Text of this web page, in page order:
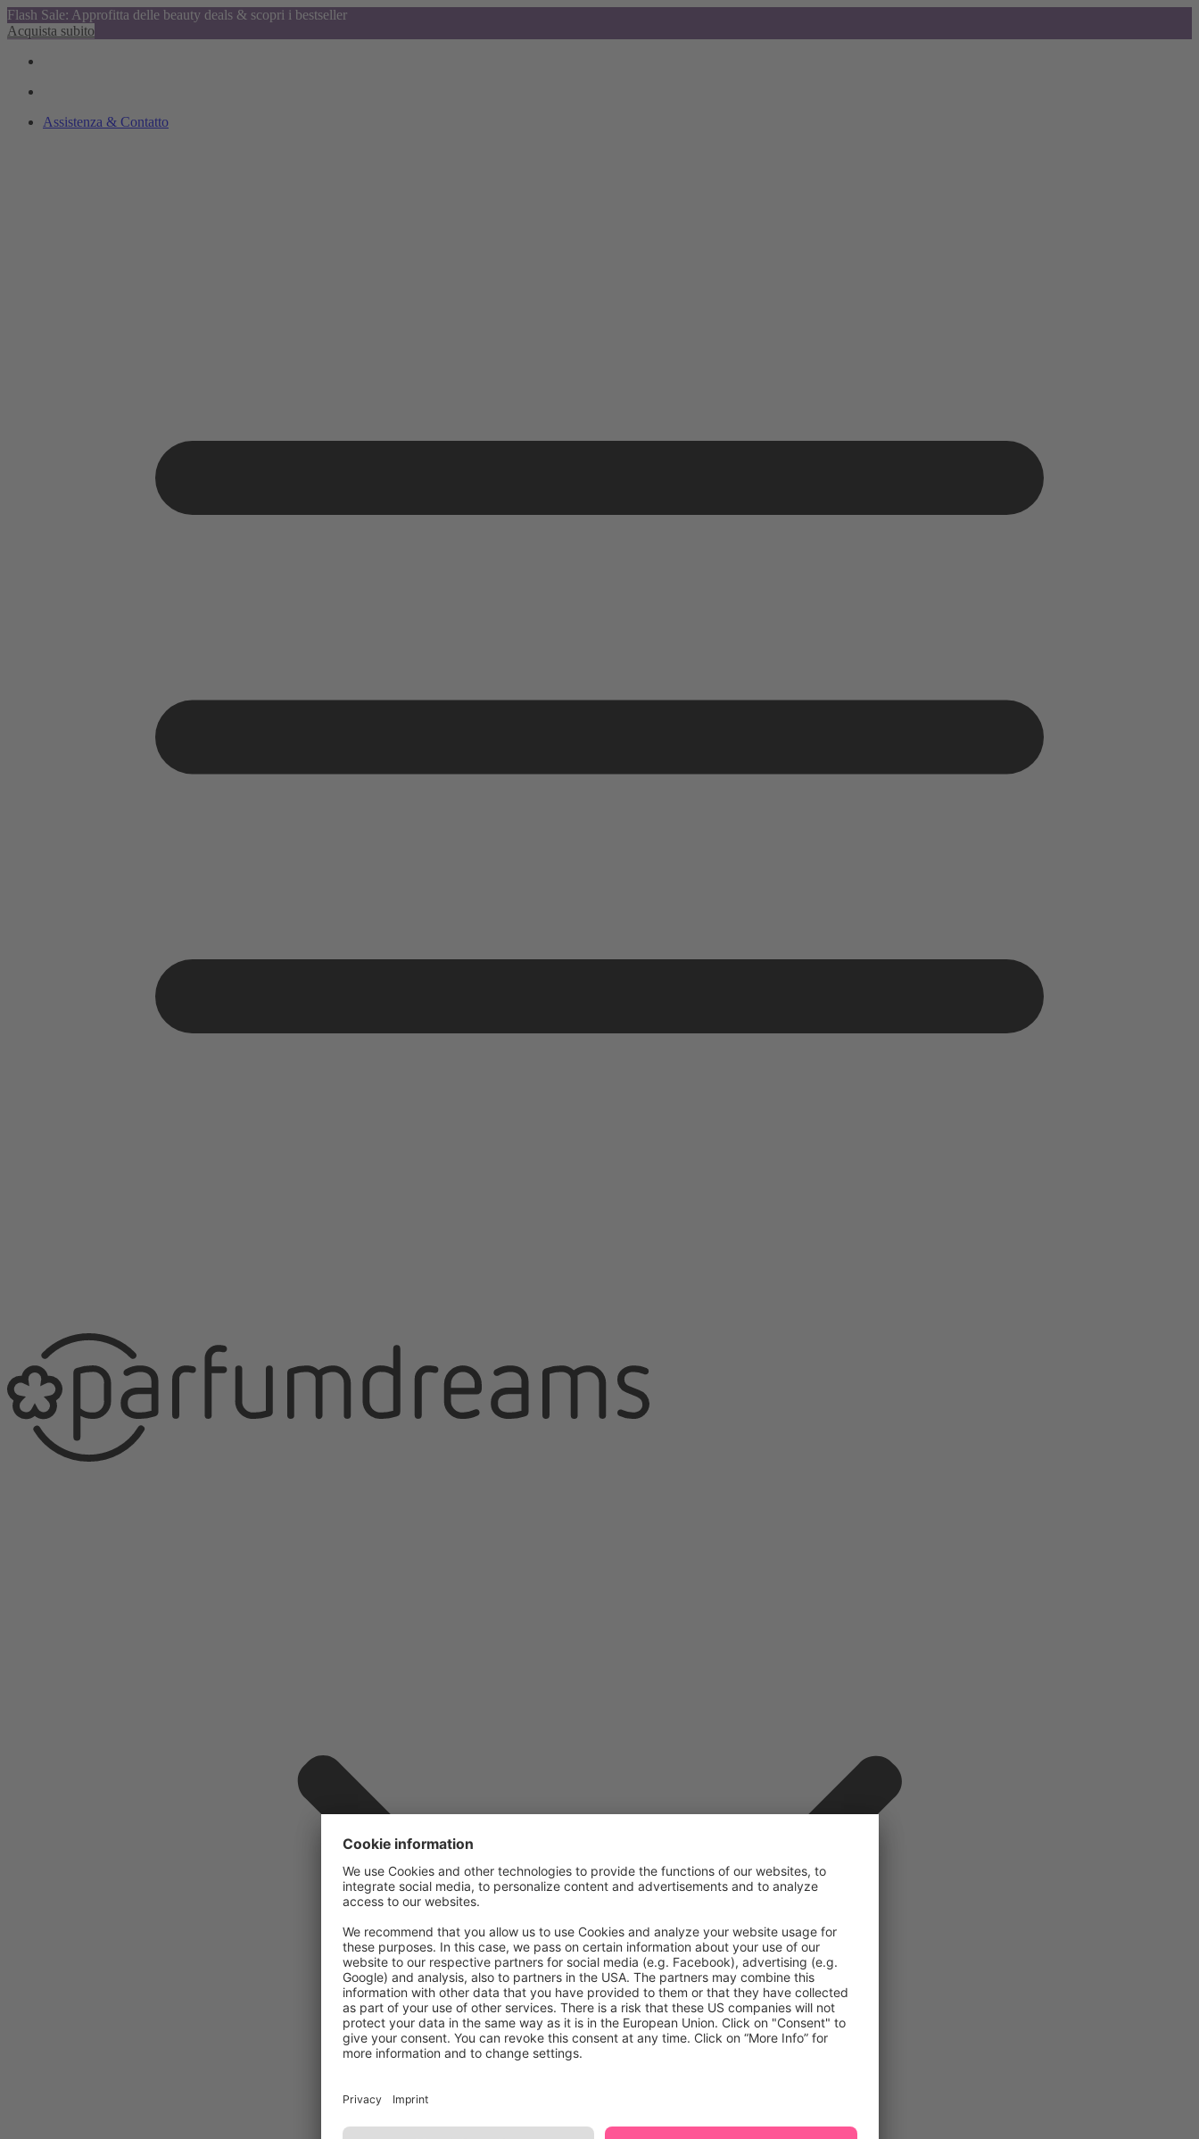
Flash Sale: Approfitta delle beauty deals & scopri i bestseller
Acquista subito
Assistenza & Contatto